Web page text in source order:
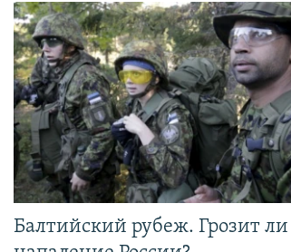
Балтийский рубеж. Грозит